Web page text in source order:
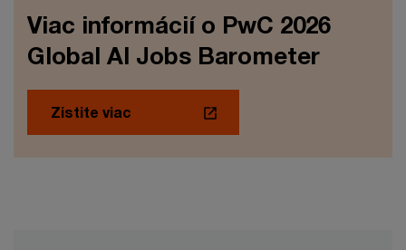
Viac informácií o PwC 2026
Global AI Jobs Barometer
Zistite viac